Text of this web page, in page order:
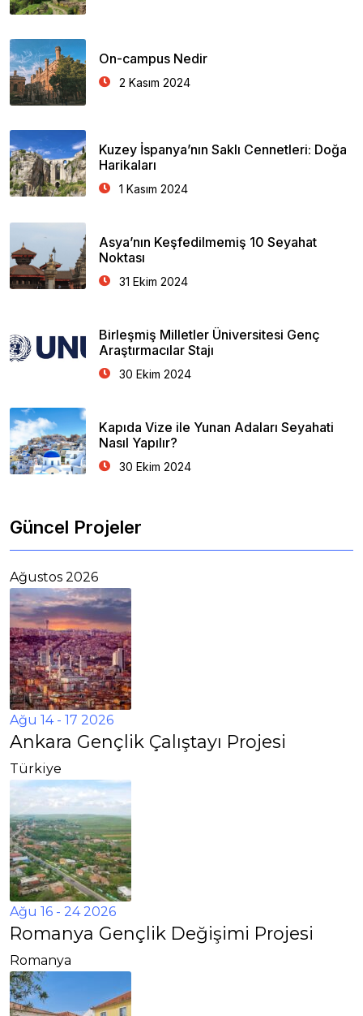
On-campus Nedir
2 Kasım 2024
Kuzey İspanya’nın Saklı Cennetleri: Doğa
Harikaları
1 Kasım 2024
Asya’nın Keşfedilmemiş 10 Seyahat
Noktası
31 Ekim 2024
Birleşmiş Milletler Üniversitesi Genç
Araştırmacılar Stajı
30 Ekim 2024
Kapıda Vize ile Yunan Adaları Seyahati
Nasıl Yapılır?
30 Ekim 2024
Güncel Projeler
Ağustos 2026
Ağu 14 - 17 2026
Ankara Gençlik Çalıştayı Projesi
Türkiye
Ağu 16 - 24 2026
Romanya Gençlik Değişimi Projesi
Romanya